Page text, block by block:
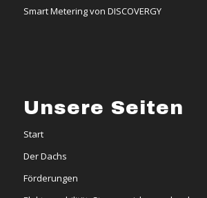
Smart Metering von DISCOVERGY
Unsere Seiten
Start
Der Dachs
Förderungen